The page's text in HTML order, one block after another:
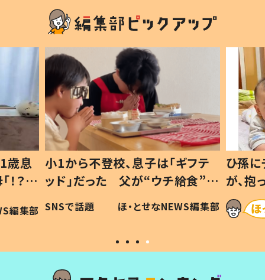
歳息
？」
編集部
小1から不登校、息子は「ギフテ
ッド」だった 父が“ウチ給食”を
作り続ける理由とは #令和の親
#令和の子
SNSで話題 ほ・とせなNEWS編集部
ひ孫
が、
「涙が
い」